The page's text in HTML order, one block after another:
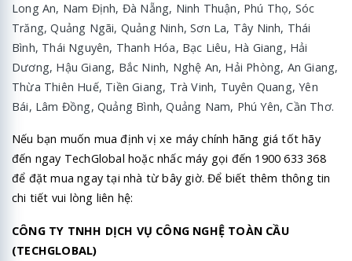
Long An, Nam Định, Đà Nẵng, Ninh Thuận, Phú Thọ, Sóc
Trăng, Quảng Ngãi, Quảng Ninh, Sơn La, Tây Ninh, Thái
Bình, Thái Nguyên, Thanh Hóa, Bạc Liêu, Hà Giang, Hải
Dương, Hậu Giang, Bắc Ninh, Nghệ An, Hải Phòng, An Giang,
Thừa Thiên Huế, Tiền Giang, Trà Vinh, Tuyên Quang, Yên
Bái, Lâm Đồng, Quảng Bình, Quảng Nam, Phú Yên, Cần Thơ.
Nếu bạn muốn mua định vị xe máy chính hãng giá tốt hãy
đến ngay TechGlobal hoặc nhấc máy gọi đến 1900 633 368
để đặt mua ngay tại nhà từ bây giờ. Để biết thêm thông tin
chi tiết vui lòng liên hệ:
CÔNG TY TNHH DỊCH VỤ CÔNG NGHỆ TOÀN CẦU
(TECHGLOBAL)